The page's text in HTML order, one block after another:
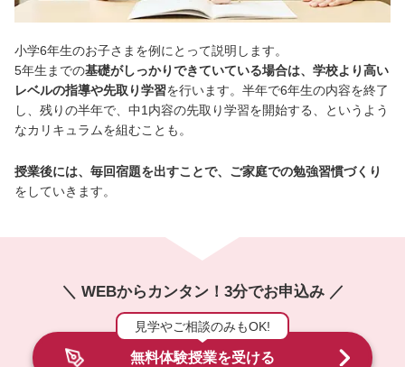
小学6年生のお子さまを例にとって説明します。
5年生までの基礎がしっかりできていている場合は、学校より高い
レベルの指導や先取り学習を行います。半年で6年生の内容を終了
し、残りの半年で、中1内容の先取り学習を開始する、というよう
なカリキュラムを組むことも。
授業後には、毎回宿題を出すことで、ご家庭での勉強習慣づくり
をしていきます。
＼ WEBからカンタン！3分でお申込み ／
見学やご相談のみもOK!
無料体験授業を受ける